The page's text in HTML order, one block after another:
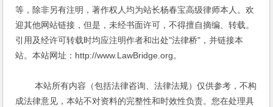
等，除非另有注明，著作权人均为站长杨春宝高级律师本人。欢
迎其他网站链接，但是，未经书面许可，不得擅自摘编、转载。
引用及经许可转载时均应注明作者和出处"法律桥"，并链接本
站。本站网址：http://www.LawBridge.org。
本站所有内容（包括法律咨询、法律法规）仅供参考，不构
成法律意见，本站不对资料的完整性和时效性负责。您在处理具